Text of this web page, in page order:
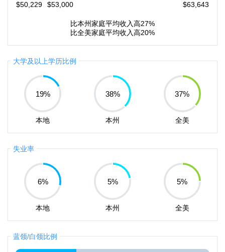
$50,229
$53,000
$63,643
比本州家庭平均收入高27%
比全美家庭平均收入高20%
大学及以上学历比例
19%
本地
38%
本州
37%
全美
失业率
6%
本地
5%
本州
5%
全美
蓝领/白领比例